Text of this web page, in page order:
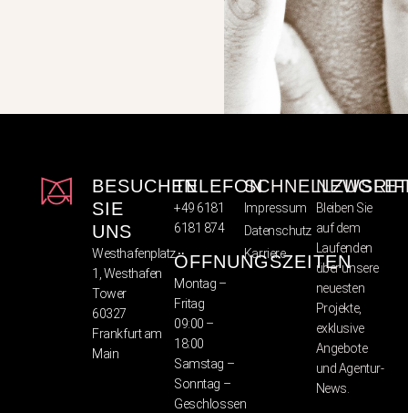
BESUCHEN
SIE
UNS
Westhafenplatz
1, Westhafen
Tower
60327
Frankfurt am
Main
TELEFON
+49 6181
6181 874
ÖFFNUNGSZEITEN
Montag –
Fritag
09:00 –
18:00
Samstag –
Sonntag –
Geschlossen
Impressum
Datenschutz
Karriere
Bleiben Sie
auf dem
Laufenden
über unsere
neuesten
Projekte,
exklusive
Angebote
und Agentur-
News.